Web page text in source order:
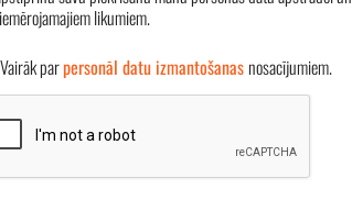
likumiem.
parpersonāl datu izmantošanasnosacījumiem.